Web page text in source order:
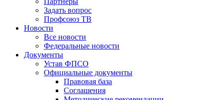
Задать вопрос
Профсоюз ТВ
Новости
Все новости
Федеральные новости
Документы
Устав ФПСО
Официальные документы
Правовая база
Соглашения